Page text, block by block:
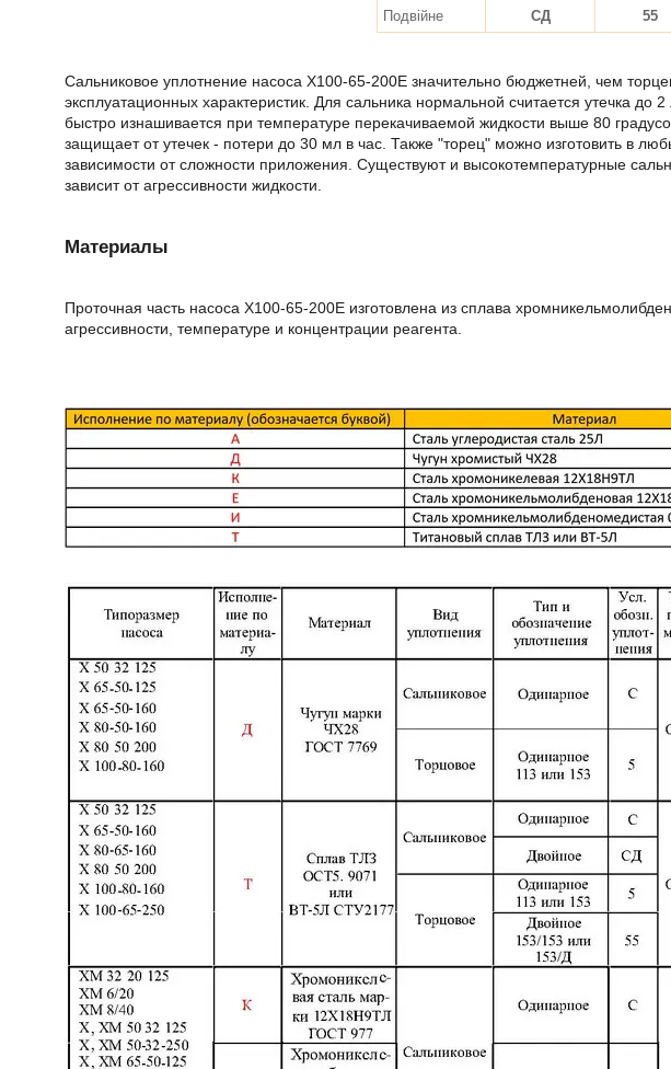
Подвійне
СД 55
Сальниковое уплотнение насоса Х100-65-200Е значительно бюджетней, чем
эксплуатационных характеристик. Для сальника нормальной считается утечка до
быстро изнашивается при температуре перекачиваемой жидкости выше 80
защищает от утечек - потери до 30 мл в час. Также "торец" можно изготовить в
зависимости от сложности приложения. Существуют и высокотемпературные
зависит от агрессивности жидкости.
Материалы
Проточная часть насоса Х100-65-200Е изготовлена из сплава
агрессивности, температуре и концентрации реагента.